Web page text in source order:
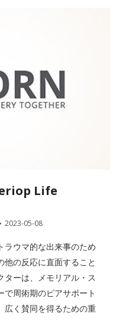
Life
2023-05-08
ラウマ的な出来事のため
他の反応に直面すること
ターは、メモリアル・ス
で周術期のピアサポート
広く賛同を得るための重